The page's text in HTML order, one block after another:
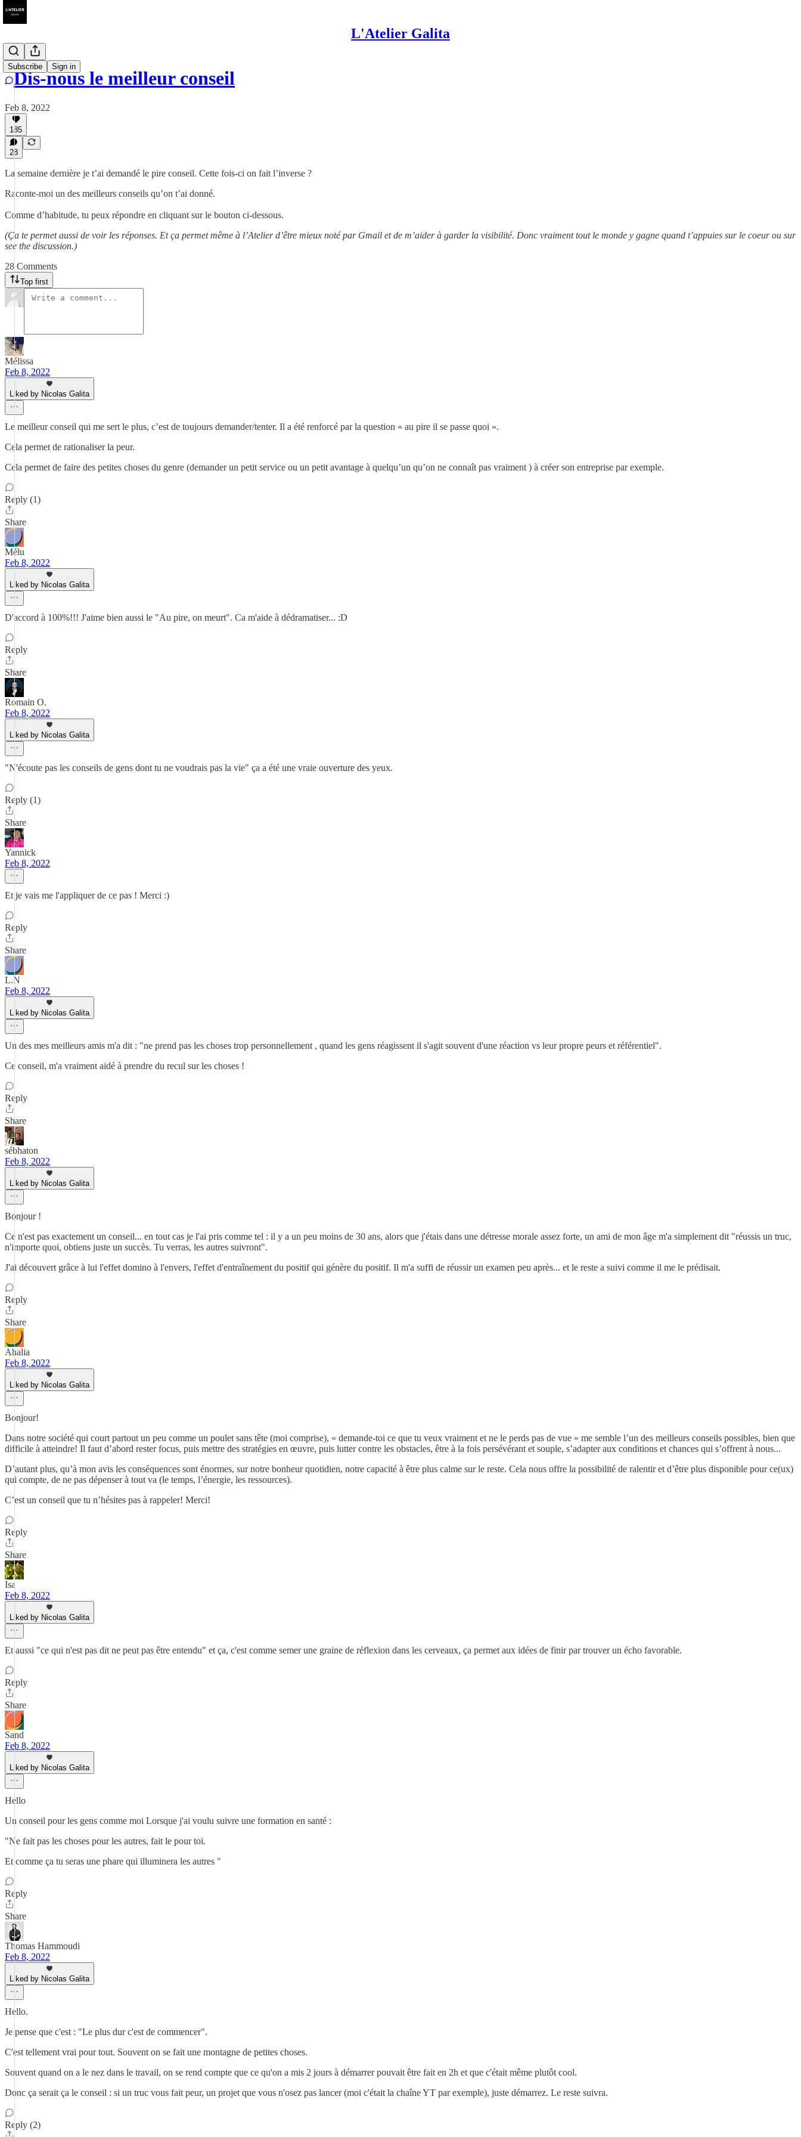
L'Atelier Galita
Subscribe Sign in
Dis-nous le meilleur conseil
Feb 8, 2022
185
28
La semaine dernière je t’ai demandé le pire conseil. Cette fois-ci on fait l’inverse ?
Raconte-moi un des meilleurs conseils qu’on t’ai donné.
Comme d’habitude, tu peux répondre en cliquant sur le bouton ci-dessous.
(Ça te permet aussi de voir les réponses. Et ça permet même à l’Atelier d’être mieux noté par Gmail et de m’aider à garder la visibilité. Donc vraiment tout le monde y gagne quand t’appuies sur le coeur ou sur
see the discussion.)
28 Comments
Top first
Mélissa
Feb 8, 2022
Liked by Nicolas Galita
Le meilleur conseil qui me sert le plus, c’est de toujours demander/tenter. Il a été renforcé par la question « au pire il se passe quoi ».
Cela permet de rationaliser la peur.
Cela permet de faire des petites choses du genre (demander un petit service ou un petit avantage à quelqu’un qu’on ne connaît pas vraiment ) à créer son entreprise par exemple.
Reply (1)
Share
Mélu
Feb 8, 2022
Liked by Nicolas Galita
D'accord à 100%!!! J'aime bien aussi le "Au pire, on meurt". Ca m'aide à dédramatiser... :D
Reply
Share
Romain O.
Feb 8, 2022
Liked by Nicolas Galita
"N'écoute pas les conseils de gens dont tu ne voudrais pas la vie" ça a été une vraie ouverture des yeux.
Reply (1)
Share
Yannick
Feb 8, 2022
Et je vais me l'appliquer de ce pas ! Merci :)
Reply
Share
L.N
Feb 8, 2022
Liked by Nicolas Galita
Un des mes meilleurs amis m'a dit : "ne prend pas les choses trop personnellement , quand les gens réagissent il s'agit souvent d'une réaction vs leur propre peurs et référentiel".
Ce conseil, m'a vraiment aidé à prendre du recul sur les choses !
Reply
Share
sébhaton
Feb 8, 2022
Liked by Nicolas Galita
Bonjour !
Ce n'est pas exactement un conseil... en tout cas je l'ai pris comme tel : il y a un peu moins de 30 ans, alors que j'étais dans une détresse morale assez forte, un ami de mon âge m'a simplement dit "réussis un truc,
n'importe quoi, obtiens juste un succès. Tu verras, les autres suivront".
J'ai découvert grâce à lui l'effet domino à l'envers, l'effet d'entraînement du positif qui génère du positif. Il m'a suffi de réussir un examen peu après... et le reste a suivi comme il me le prédisait.
Reply
Share
Ahalia
Feb 8, 2022
Liked by Nicolas Galita
Bonjour!
Dans notre société qui court partout un peu comme un poulet sans tête (moi comprise), « demande-toi ce que tu veux vraiment et ne le perds pas de vue » me semble l’un des meilleurs conseils possibles, bien que
difficile à atteindre! Il faut d’abord rester focus, puis mettre des stratégies en œuvre, puis lutter contre les obstacles, être à la fois persévérant et souple, s’adapter aux conditions et chances qui s’offrent à nous...
D’autant plus, qu’à mon avis les conséquences sont énormes, sur notre bonheur quotidien, notre capacité à être plus calme sur le reste. Cela nous offre la possibilité de ralentir et d’être plus disponible pour ce(ux)
qui compte, de ne pas dépenser à tout va (le temps, l’énergie, les ressources).
C’est un conseil que tu n’hésites pas à rappeler! Merci!
Reply
Share
Isa
Feb 8, 2022
Liked by Nicolas Galita
Et aussi "ce qui n'est pas dit ne peut pas être entendu" et ça, c'est comme semer une graine de réflexion dans les cerveaux, ça permet aux idées de finir par trouver un écho favorable.
Reply
Share
Sand
Feb 8, 2022
Liked by Nicolas Galita
Hello
Un conseil pour les gens comme moi Lorsque j'ai voulu suivre une formation en santé :
"Ne fait pas les choses pour les autres, fait le pour toi.
Et comme ça tu seras une phare qui illuminera les autres "
Reply
Share
Thomas Hammoudi
Feb 8, 2022
Liked by Nicolas Galita
Hello.
Je pense que c'est : "Le plus dur c'est de commencer".
C'est tellement vrai pour tout. Souvent on se fait une montagne de petites choses.
Souvent quand on a le nez dans le travail, on se rend compte que ce qu'on a mis 2 jours à démarrer pouvait être fait en 2h et que c'était même plutôt cool.
Donc ça serait ça le conseil : si un truc vous fait peur, un projet que vous n'osez pas lancer (moi c'était la chaîne YT par exemple), juste démarrez. Le reste suivra.
Reply (2)